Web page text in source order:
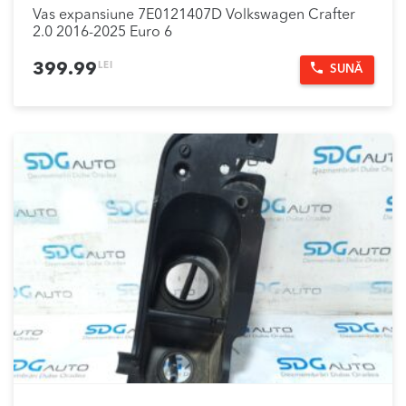
Vas expansiune 7E0121407D Volkswagen Crafter
2.0 2016-2025 Euro 6
399.99 LEI SUNĂ